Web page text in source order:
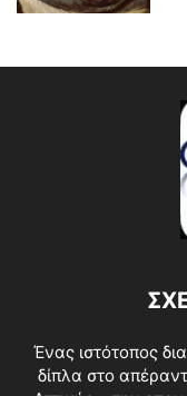
Ένας ιστότοπος
δίπλα στο